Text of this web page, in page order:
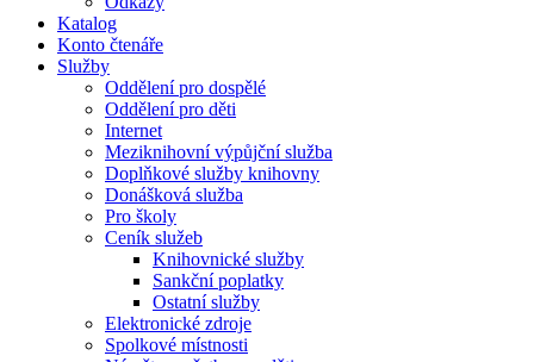
Katalog
Konto čtenáře
Služby
Oddělení pro dospělé
Oddělení pro děti
Internet
Meziknihovní výpůjční služba
Doplňkové služby knihovny
Donášková služba
Pro školy
Ceník služeb
Knihovnické služby
Sankční poplatky
Ostatní služby
Elektronické zdroje
Spolkové místnosti